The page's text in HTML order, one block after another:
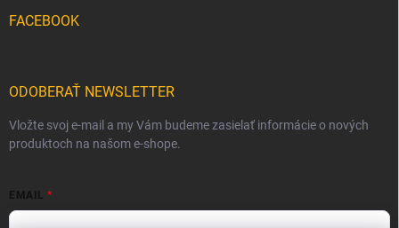
FACEBOOK
ODOBERAŤ NEWSLETTER
Vložte svoj e-mail a my Vám budeme zasielať informácie o nových
produktoch na našom e-shope.
EMAIL